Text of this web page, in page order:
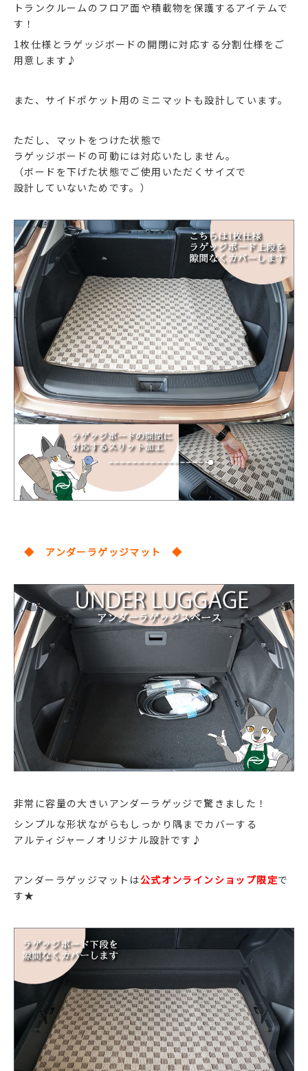
トランクルームのフロア面や積載物を保護するアイテムで
す！
1枚仕様とラゲッジボードの開閉に対応する分割仕様をご
用意します♪
また、サイドポケット用のミニマットも設計しています。
ただし、マットをつけた状態で
ラゲッジボードの可動には対応いたしません。
（ボードを下げた状態でご使用いただくサイズで
設計していないためです。）
◆ アンダーラゲッジマット ◆
非常に容量の大きいアンダーラゲッジで驚きました！
シンプルな形状ながらもしっかり隅までカバーする
アルティジャーノオリジナル設計です♪
アンダーラゲッジマットは公式オンラインショップ限定で
す★